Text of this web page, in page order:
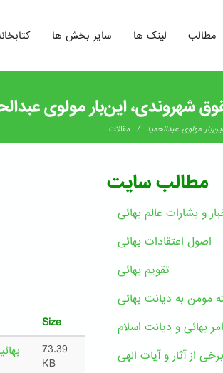
سایر بخش ها لینک ها مطالب
شهروندی، این‌بار مولوی
مقالات / مولوی عبدالحمید
Size
73.39
KB
مطالب سایت
و بشارات عالم بهائى
اصول اعتقادات بهائی
تقویم بهائی
مومن به دیانت بهائی
امر بهائی و دیانت اسلام
برخی از آثار و آیات الهی